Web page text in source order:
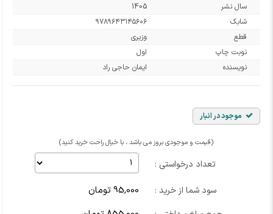
سال نشر
1405
شابک
۹۷۸۹۶۴۳۱۴۵۶۰۶
قطع
وزیری
نوبت چاپ
اول
نویسنده
ایمان حاجی راد
موجود در انبار
(قیمت و موجودی بروز می باشد ، با خیال راحت خرید کنید)
تعداد درخواستی :
سود شما از خرید : 95,000 تومان